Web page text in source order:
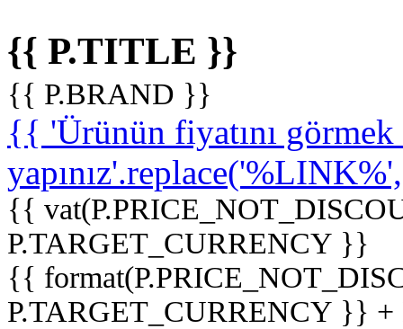
{{ P.TITLE }}
{{ P.BRAND }}
{{ 'Ürünün fiyatını
{{
P.TARGET_CURRENCY }}
{{
P.TARGET_CURRENCY }}